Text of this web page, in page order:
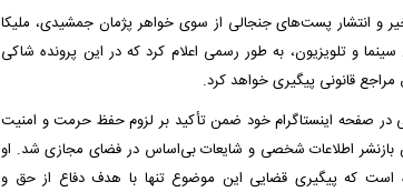
و انتشار پست‌های جنجالی از سوی خواهر پژمان جمشیدی، ملیکا
و تلویزیون، به طور رسمی اعلام کرد که در این پرونده شاکی
قانونی پیگیری خواهد کرد.
در صفحه اینستاگرام خود ضمن تأکید بر لزوم حفظ حرمت و امنیت
بازنشر اطلاعات شخصی و شایعات بی‌اساس در فضای مجازی شد. او
است که پیگیری قضایی این موضوع تنها با هدف دفاع از حق و